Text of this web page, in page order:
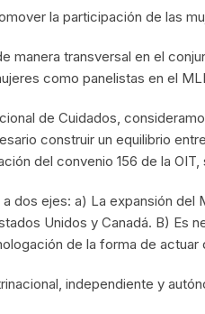
la participación de las
manera transversal en el
como panelistas en el
de Cuidados,
construir un equilibrio
del convenio 156 de la
dos ejes: a) La expansión
Unidos y Canadá. B)
de la forma de
independiente y